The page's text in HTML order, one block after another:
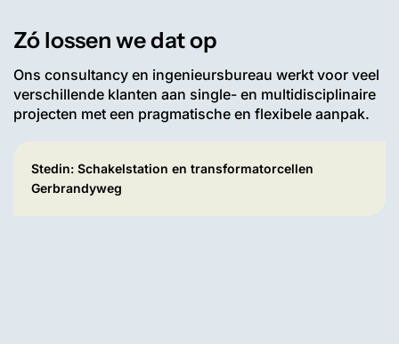
Zó lossen we dat op
Ons consultancy en ingenieursbureau werkt voor veel
verschillende klanten aan single- en multidisciplinaire
projecten met een pragmatische en flexibele aanpak.
Stedin: Schakelstation en transformatorcellen
Gerbrandyweg